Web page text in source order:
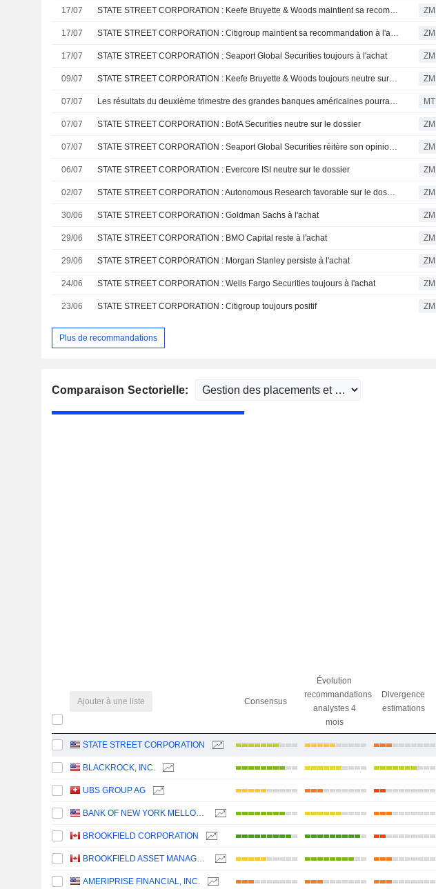
17/07 STATE STREET CORPORATION : Keefe Bruyette & Woods maintient sa recommandation à l'achat ZM
17/07 STATE STREET CORPORATION : Citigroup maintient sa recommandation à l'achat ZM
17/07 STATE STREET CORPORATION : Seaport Global Securities toujours à l'achat ZM
09/07 STATE STREET CORPORATION : Keefe Bruyette & Woods toujours neutre sur le dossier ZM
07/07 Les résultats du deuxième trimestre des grandes banques américaines pourraient dépasser les attentes, selon BofA MT
07/07 STATE STREET CORPORATION : BofA Securities neutre sur le dossier ZM
07/07 STATE STREET CORPORATION : Seaport Global Securities réitère son opinion positive sur le titre ZM
06/07 STATE STREET CORPORATION : Evercore ISI neutre sur le dossier ZM
02/07 STATE STREET CORPORATION : Autonomous Research favorable sur le dossier ZM
30/06 STATE STREET CORPORATION : Goldman Sachs à l'achat ZM
29/06 STATE STREET CORPORATION : BMO Capital reste à l'achat ZM
29/06 STATE STREET CORPORATION : Morgan Stanley persiste à l'achat ZM
24/06 STATE STREET CORPORATION : Wells Fargo Securities toujours à l'achat ZM
23/06 STATE STREET CORPORATION : Citigroup toujours positif ZM
Plus de recommandations
Comparaison Sectorielle:
Ajouter à une liste Consensus
Évolution
recommandations
analystes 4
mois
Divergence
estimations
STATE STREET CORPORATION
BLACKROCK, INC.
UBS GROUP AG
BANK OF NEW YORK MELLON CORPORATION (THE)
BROOKFIELD CORPORATION
BROOKFIELD ASSET MANAGEMENT LTD.
AMERIPRISE FINANCIAL, INC.